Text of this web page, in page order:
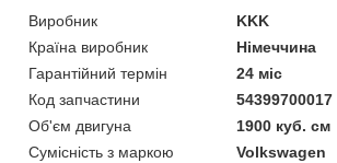
Виробник
KKK
Країна виробник
Німеччина
Гарантійний термін
24 міс
Код запчастини
54399700017
Об'єм двигуна
1900 куб. см
Сумісність з маркою
Volkswagen